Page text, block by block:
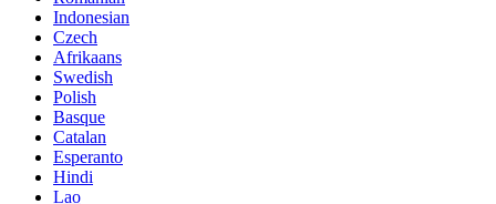
Indonesian
Czech
Afrikaans
Swedish
Polish
Basque
Catalan
Esperanto
Hindi
Lao